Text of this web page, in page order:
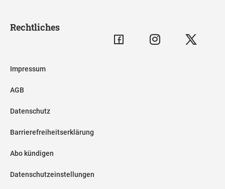
Rechtliches
Impressum
AGB
Datenschutz
Barrierefreiheitserklärung
Abo kündigen
Datenschutzeinstellungen